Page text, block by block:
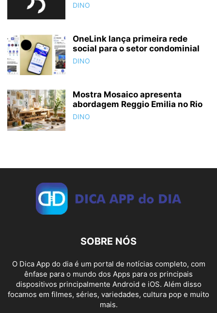
DINO
OneLink lança primeira rede
social para o setor condominial
DINO
Mostra Mosaico apresenta
abordagem Reggio Emilia no Rio
DINO
SOBRE NÓS
O Dica App do dia é um portal de notícias completo, com
ênfase para o mundo dos Apps para os principais
dispositivos principalmente Android e iOS. Além disso
focamos em filmes, séries, variedades, cultura pop e muito
mais.